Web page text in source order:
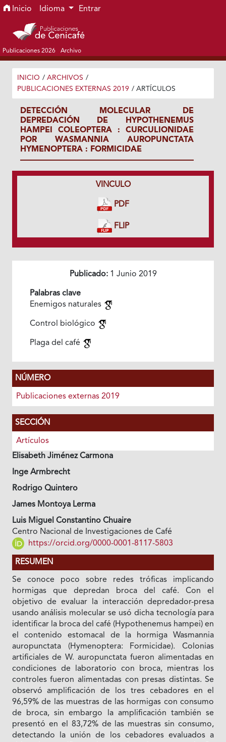
Ir al menú de navegación principal
Ir al contenido principal
Ir al pie de página del sitio
Inicio Idioma Entrar
Publicaciones 2026 Archivo
INICIO / ARCHIVOS /
PUBLICACIONES EXTERNAS 2019 / ARTÍCULOS
DETECCIÓN MOLECULAR DE
DEPREDACIÓN DE HYPOTHENEMUS
HAMPEI COLEOPTERA : CURCULIONIDAE
POR WASMANNIA AUROPUNCTATA
HYMENOPTERA : FORMICIDAE
VINCULO
PDF
FLIP
Publicado:1 Junio 2019
Palabras clave
Enemigos naturales
Control biológico
Plaga del café
NÚMERO
Publicaciones externas 2019
SECCIÓN
Artículos
Elisabeth Jiménez Carmona
Inge Armbrecht
Rodrigo Quintero
James Montoya Lerma
Luis Miguel Constantino Chuaire
Centro Nacional de Investigaciones de Café
https://orcid.org/0000-0001-8117-5803
RESUMEN
Se conoce poco sobre redes tróficas implicando
hormigas que depredan broca del café. Con el
objetivo de evaluar la interacción depredador-presa
usando análisis molecular se usó dicha tecnología para
identificar la broca del café (Hypothenemus hampei) en
el contenido estomacal de la hormiga Wasmannia
auropunctata (Hymenoptera: Formicidae). Colonias
artificiales de W. auropunctata fueron alimentadas en
condiciones de laboratorio con broca,
mientras los
controles fueron alimentadas con presas distintas. Se
observó amplificación de los tres cebadores en el
96,59% de las muestras de las hormigas con consumo
de broca, sin embargo la amplificación también se
presentó en el 83,72% de las muestras sin consumo,
detectando la unión de los cebadores evaluados a